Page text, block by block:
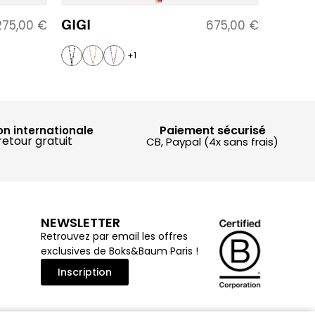
€ GIGI 675,00 €
+1
internationale
gratuit
Paiement sécurisé
CB, Paypal (4x sans frais)
NEWSLETTER
Retrouvez par email les offres
exclusives de Boks&Baum Paris !
Inscription